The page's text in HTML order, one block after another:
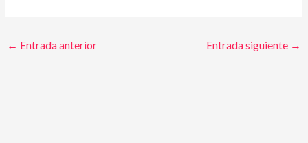
← Entrada anterior Entrada siguiente →